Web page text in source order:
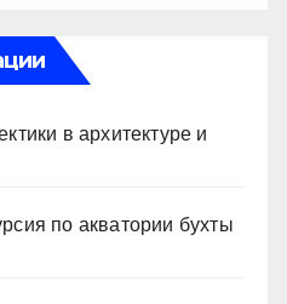
ki
в архитектуре и
по акватории бухты